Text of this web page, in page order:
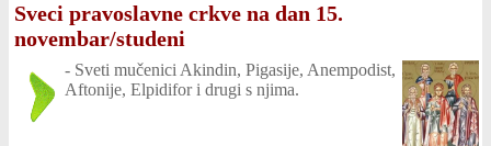
Sveci pravoslavne crkve na dan 15.
novembar/studeni
- Sveti mučenici Akindin, Pigasije, Anempodist,
Aftonije, Elpidifor i drugi s njima.